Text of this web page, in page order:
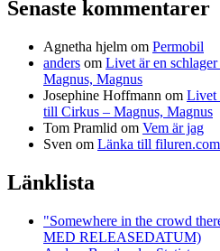
Senaste kommentarer
Agnetha hjelm om Permobil
anders om Livet är en
Magnus, Magnus
Josephine Hoffmann om Livet
till Cirkus – Magnus, Magnus
Tom Pramlid om Vem är jag
Sven om Länka till filuren.com
Länklista
"Somewhere in the crowd
MED RELEASEDATUM)